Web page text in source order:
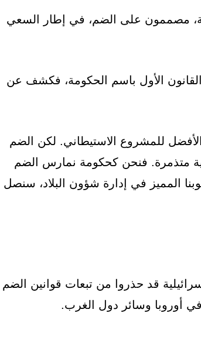
مصممون على الضم، في إطار السعي
الأول باسم الحكومة، فكشف عن
للمشروع الاستيطاني. لكن الضم
متذمرة. فنحن كحكومة نمارس الضم
المميز في إدارة شؤون البلاد، سنصل
قد حذروا من تبعات قوانين الضم
أوروبا وسائر دول الغرب.